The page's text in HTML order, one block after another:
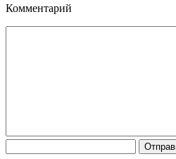
Комментарий